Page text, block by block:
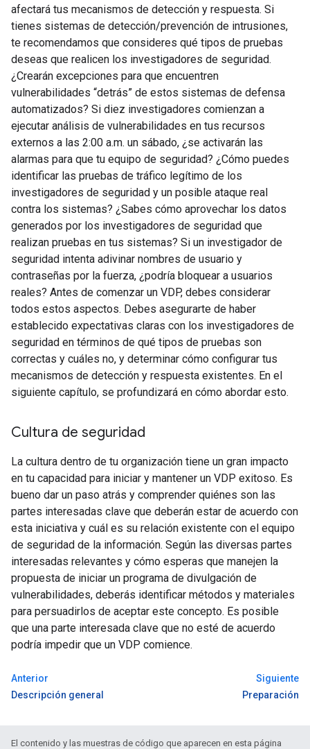
afectará tus mecanismos de detección y respuesta. Si
tienes sistemas de detección/prevención de intrusiones,
te recomendamos que consideres qué tipos de pruebas
deseas que realicen los investigadores de seguridad.
¿Crearán excepciones para que encuentren
vulnerabilidades “detrás” de estos sistemas de defensa
automatizados? Si diez investigadores comienzan a
ejecutar análisis de vulnerabilidades en tus recursos
externos a las 2:00 a.m. un sábado, ¿se activarán las
alarmas para que tu equipo de seguridad? ¿Cómo puedes
identificar las pruebas de tráfico legítimo de los
investigadores de seguridad y un posible ataque real
contra los sistemas? ¿Sabes cómo aprovechar los datos
generados por los investigadores de seguridad que
realizan pruebas en tus sistemas? Si un investigador de
seguridad intenta adivinar nombres de usuario y
contraseñas por la fuerza, ¿podría bloquear a usuarios
reales? Antes de comenzar un VDP, debes considerar
todos estos aspectos. Debes asegurarte de haber
establecido expectativas claras con los investigadores de
seguridad en términos de qué tipos de pruebas son
correctas y cuáles no, y determinar cómo configurar tus
mecanismos de detección y respuesta existentes. En el
siguiente capítulo, se profundizará en cómo abordar esto.
Cultura de seguridad
La cultura dentro de tu organización tiene un gran impacto
en tu capacidad para iniciar y mantener un VDP exitoso. Es
bueno dar un paso atrás y comprender quiénes son las
partes interesadas clave que deberán estar de acuerdo con
esta iniciativa y cuál es su relación existente con el equipo
de seguridad de la información. Según las diversas partes
interesadas relevantes y cómo esperas que manejen la
propuesta de iniciar un programa de divulgación de
vulnerabilidades, deberás identificar métodos y materiales
para persuadirlos de aceptar este concepto. Es posible
que una parte interesada clave que no esté de acuerdo
podría impedir que un VDP comience.
Anterior
Descripción general
Siguiente
Preparación
El contenido y las muestras de código que aparecen en esta página